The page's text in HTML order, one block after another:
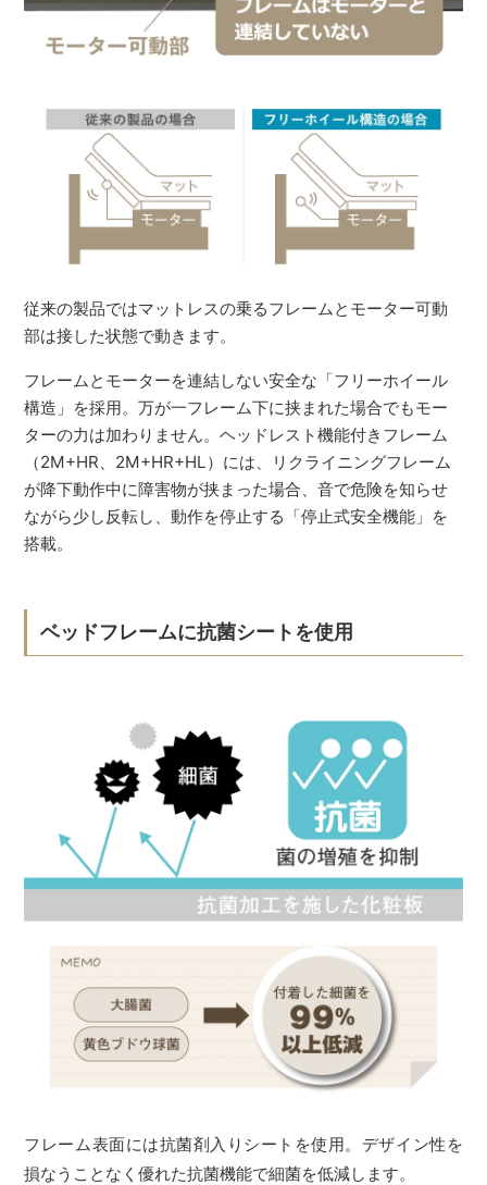
従来の製品ではマットレスの乗るフレームとモーター可動
部は接した状態で動きます。
フレームとモーターを連結しない安全な「フリーホイール
構造」を採用。万が一フレーム下に挟まれた場合でもモー
ターの力は加わりません。ヘッドレスト機能付きフレーム
（2M+HR、2M+HR+HL）には、リクライニングフレーム
が降下動作中に障害物が挟まった場合、音で危険を知らせ
ながら少し反転し、動作を停止する「停止式安全機能」を
搭載。
ベッドフレームに抗菌シートを使用
フレーム表面には抗菌剤入りシートを使用。デザイン性を
損なうことなく優れた抗菌機能で細菌を低減します。